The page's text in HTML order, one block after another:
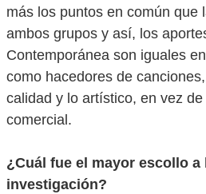
más los puntos en común que
ambos grupos y así, los
Contemporánea son iguales
como hacedores de
calidad y lo artístico, en vez
comercial.
¿Cuál fue el mayor escollo a
investigación?